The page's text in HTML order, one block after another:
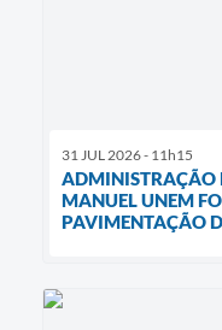
31 JUL 2026 - 11h15
ADMINISTRAÇÃO
MANUEL UNEM
PAVIMENTAÇÃO